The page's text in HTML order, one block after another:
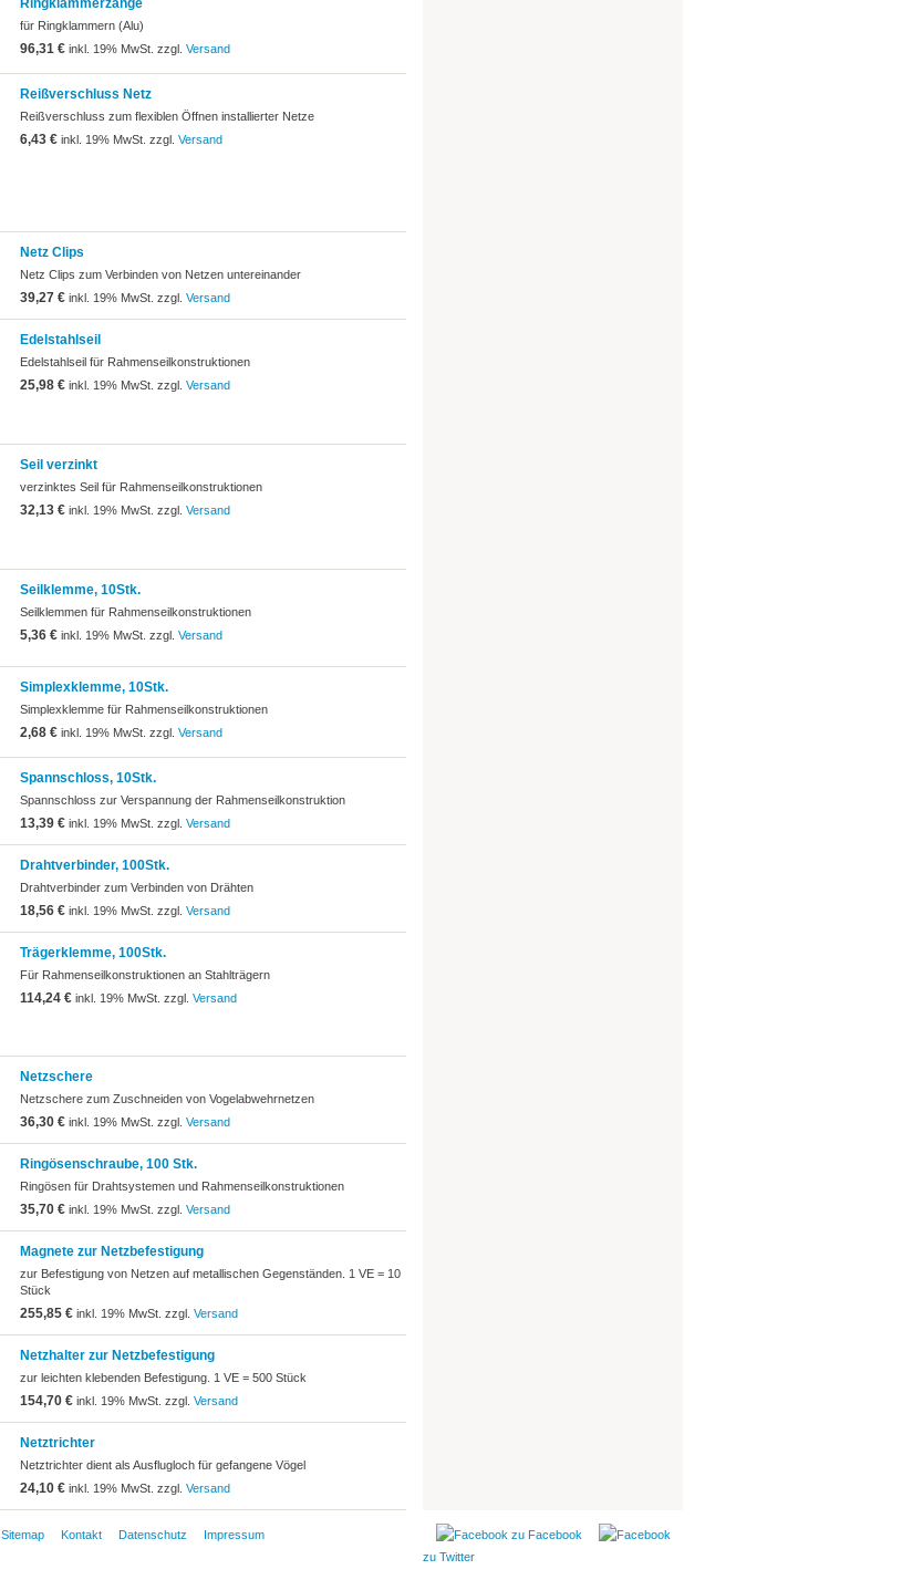
Ringklammerzange
für Ringklammern (Alu)
96,31 €inkl. 19% MwSt. zzgl. Versand
Reißverschluss Netz
Reißverschluss zum flexiblen Öffnen installierter Netze
6,43 €inkl. 19% MwSt. zzgl. Versand
Netz Clips
Netz Clips zum Verbinden von Netzen untereinander
39,27 €inkl. 19% MwSt. zzgl. Versand
Edelstahlseil
Edelstahlseil für Rahmenseilkonstruktionen
25,98 €inkl. 19% MwSt. zzgl. Versand
Seil verzinkt
verzinktes Seil für Rahmenseilkonstruktionen
32,13 €inkl. 19% MwSt. zzgl. Versand
Seilklemme, 10Stk.
Seilklemmen für Rahmenseilkonstruktionen
5,36 €inkl. 19% MwSt. zzgl. Versand
Simplexklemme, 10Stk.
Simplexklemme für Rahmenseilkonstruktionen
2,68 €inkl. 19% MwSt. zzgl. Versand
Spannschloss, 10Stk.
Spannschloss zur Verspannung der Rahmenseilkonstruktion
13,39 €inkl. 19% MwSt. zzgl. Versand
Drahtverbinder, 100Stk.
Drahtverbinder zum Verbinden von Drähten
18,56 €inkl. 19% MwSt. zzgl. Versand
Trägerklemme, 100Stk.
Für Rahmenseilkonstruktionen an Stahlträgern
114,24 €inkl. 19% MwSt. zzgl. Versand
Netzschere
Netzschere zum Zuschneiden von Vogelabwehrnetzen
36,30 €inkl. 19% MwSt. zzgl. Versand
Ringösenschraube, 100 Stk.
Ringösen für Drahtsystemen und Rahmenseilkonstruktionen
35,70 €inkl. 19% MwSt. zzgl. Versand
Magnete zur Netzbefestigung
zur Befestigung von Netzen auf metallischen Gegenständen. 1 VE = 10
Stück
255,85 €inkl. 19% MwSt. zzgl. Versand
Netzhalter zur Netzbefestigung
zur leichten klebenden Befestigung. 1 VE = 500 Stück
154,70 €inkl. 19% MwSt. zzgl. Versand
Netztrichter
Netztrichter dient als Ausflugloch für gefangene Vögel
24,10 €inkl. 19% MwSt. zzgl. Versand
zu Facebook
zu Twitter
Sitemap Kontakt Datenschutz Impressum